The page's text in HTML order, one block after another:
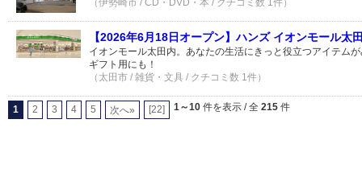
（伊勢崎市 / CD・DVD・本 / クチコミ数 1件）
【2026年6月18日オープン】ハンズ イオンモール太
イオンモール太田内。あなたの生活にきっと役立つアイテム
ギフト用にも！
（太田市 / 雑貨・文具 / クチコミ数 1件）
1 2 3 4 5 次へ» [22] 1～10 件を表示 / 全 215 件